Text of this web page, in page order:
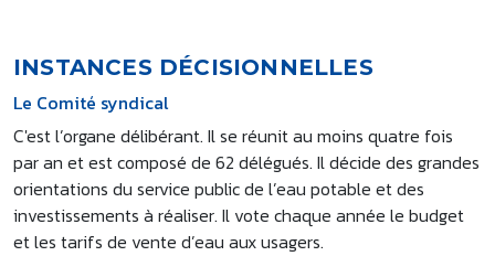
INSTANCES DÉCISIONNELLES
Le Comité syndical
C'est l’organe délibérant. Il se réunit au moins quatre fois
par an et est composé de 62 délégués. Il décide des grandes
orientations du service public de l’eau potable et des
investissements à réaliser. Il vote chaque année le budget
et les tarifs de vente d’eau aux usagers.